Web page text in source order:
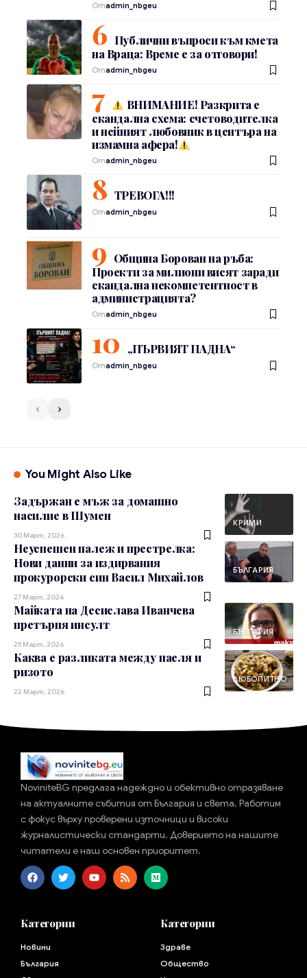
Отadmin_nbgeu
Публични въпроси към кмета
на Враца: Време е за отговори!
Отadmin_nbgeu
ВНИМАНИЕ! Разкрита е
скандална схема: счетоводителка
и нейният любовник в центъра на
измамна афера!
Отadmin_nbgeu
ТРЕВОГА!!!
Отadmin_nbgeu
Община Борован на ръба:
Проекти за милиони висят заради
скандална некомпетентност в
администрацията?
Отadmin_nbgeu
„ПЪРВИЯТ ПАДНА“
Отadmin_nbgeu
You Might Also Like
КРИМИ
Задържан е мъж за домашно
насилие в Шумен
30 Март, 2026
БЪЛГАРИЯ
Неуспешен палеж и престрелка:
Нови данни за издирвания
прокурорски син Васил Михайлов
27 Март, 2026
БЪЛГАРИЯ
Майката на Десислава Иванчева
претърпя инсулт
25 Март, 2026
ЛЮБОПИТНО
Каква е разликата между паеля и
ризото
22 Март, 2026
NoviniteBG предлага надеждно и обективно отразяване
на актуалните събития от България и света. Работим
с фокус върху проверени източници и високи
журналистически стандарти. Доверието на нашите
читатели е наш основен приоритет.
Категории
Новини
България
Категории
Здраве
Общество